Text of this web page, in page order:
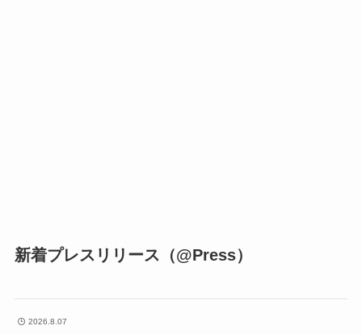
新着プレスリリース（@Press）
2026.8.07